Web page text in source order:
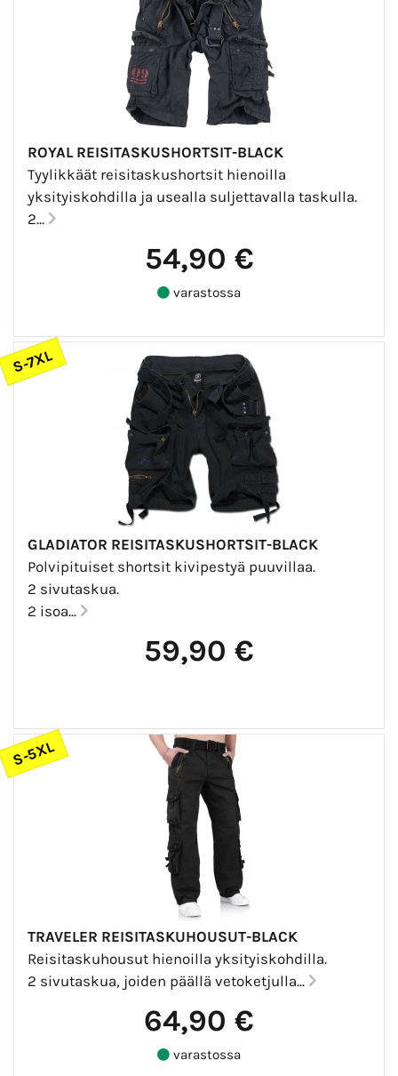
ROYAL REISITASKUSHORTSIT-BLACK
Tyylikkäät reisitaskushortsit hienoilla
yksityiskohdilla ja usealla suljettavalla taskulla.
2...
54,90 €
varastossa
S-7XL
GLADIATOR REISITASKUSHORTSIT-BLACK
Polvipituiset shortsit kivipestyä puuvillaa.
2 sivutaskua.
2 isoa...
59,90 €
S-5XL
TRAVELER REISITASKUHOUSUT-BLACK
Reisitaskuhousut hienoilla yksityiskohdilla.
2 sivutaskua, joiden päällä vetoketjulla...
64,90 €
varastossa